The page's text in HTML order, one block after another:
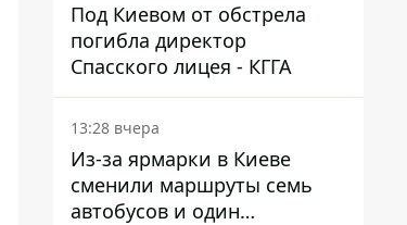
Под Киевом от обстрела
погибла директор
Спасского лицея - КГГА
13:28 вчера
Из-за ярмарки в Киеве
сменили маршруты семь
автобусов и один